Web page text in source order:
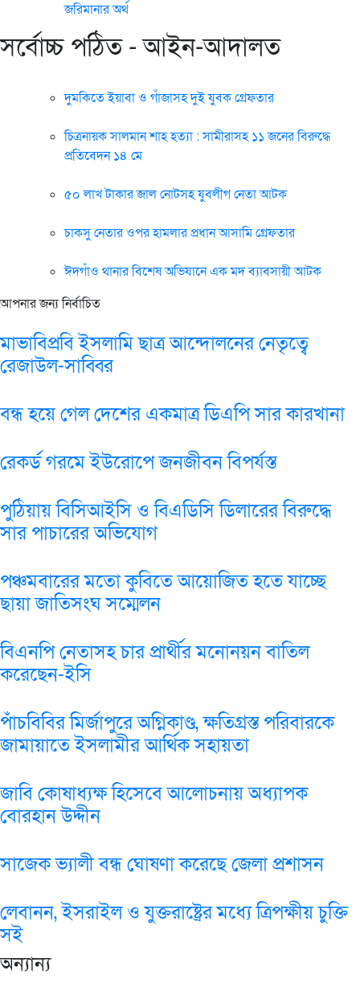
জরিমানার অর্থ
সর্বোচ্চ পঠিত - আইন-আদালত
দুমকিতে ইয়াবা ও গাঁজাসহ দুই যুবক গ্রেফতার
চিত্রনায়ক সালমান শাহ হত্যা : সামীরাসহ ১১ জনের বিরুদ্ধে
প্রতিবেদন ১৪ মে
৫০ লাখ টাকার জাল নোটসহ যুবলীগ নেতা আটক
চাকসু নেতার ওপর হামলার প্রধান আসামি গ্রেফতার
ঈদগাঁও থানার বিশেষ অভিযানে এক মদ ব্যাবসায়ী আটক
আপনার জন্য নির্বাচিত
মাভাবিপ্রবি ইসলামি ছাত্র আন্দোলনের নেতৃত্বে
রেজাউল-সাব্বির
বন্ধ হয়ে গেল দেশের একমাত্র ডিএপি সার কারখানা
রেকর্ড গরমে ইউরোপে জনজীবন বিপর্যস্ত
পুঠিয়ায় বিসিআইসি ও বিএডিসি ডিলারের বিরুদ্ধে
সার পাচারের অভিযোগ
পঞ্চমবারের মতো কুবিতে আয়োজিত হতে যাচ্ছে
ছায়া জাতিসংঘ সম্মেলন
বিএনপি নেতাসহ চার প্রার্থীর মনোনয়ন বাতিল
করেছেন-ইসি
পাঁচবিবির মির্জাপুরে অগ্নিকাণ্ড, ক্ষতিগ্রস্ত পরিবারকে
জামায়াতে ইসলামীর আর্থিক সহায়তা
জাবি কোষাধ্যক্ষ হিসেবে আলোচনায় অধ্যাপক
বোরহান উদ্দীন
সাজেক ভ্যালী বন্ধ ঘোষণা করেছে জেলা প্রশাসন
লেবানন, ইসরাইল ও যুক্তরাষ্ট্রের মধ্যে ত্রিপক্ষীয় চুক্তি
সই
অন্যান্য